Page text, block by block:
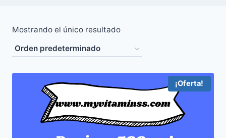
Mostrando el único resultado
¡Oferta!